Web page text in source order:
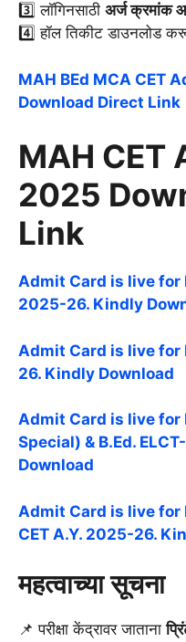
3️⃣ लॉगिनसाठी अर्ज क्रमांक
4️⃣ हॉल तिकीट डाउनलोड
MAH BEd MCA CET
Download Direct Link
MAH CET
2025
Link
Admit Card is live for
2025-26. Kindly
Admit Card is live for
26. Kindly Download
Admit Card is live for
Special) & B.Ed.
Download
Admit Card is live for
CET A.Y. 2025-26.
महत्वाच्या सूचना
📌 परीक्षा केंद्रावर जाताना